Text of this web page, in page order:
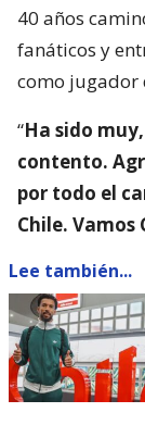
40 años
fanáticos y
como jugador
“Ha sido
contento.
por todo el
Chile. Vamos
Lee también...